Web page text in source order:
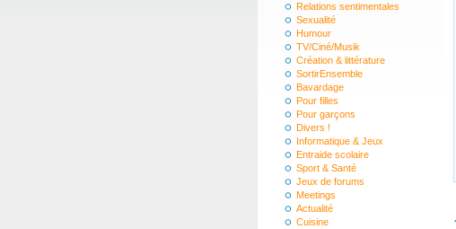
Relations sentimentales
Sexualité
Humour
TV/Ciné/Musik
Création & littérature
SortirEnsemble
Bavardage
Pour filles
Pour garçons
Divers !
Informatique & Jeux
Entraide scolaire
Sport & Santé
Jeux de forums
Meetings
Actualité
Cuisine